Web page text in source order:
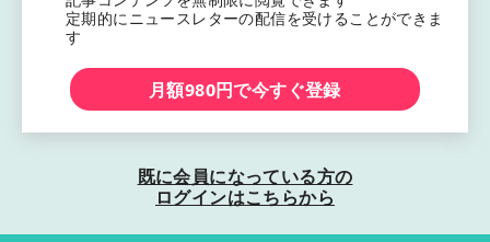
定期的にニュースレターの配信を受けることができま
す
月額980円で今すぐ登録
既に会員になっている方の
ログインはこちらから